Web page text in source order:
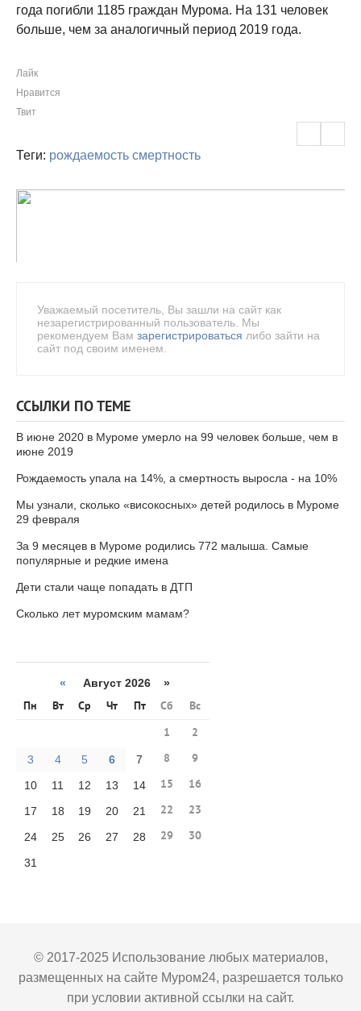
года погибли 1185 граждан Мурома. На 131 человек
больше, чем за аналогичный период 2019 года.
Лайк
Нравится
Твит
Теги: рождаемость смертность
Уважаемый посетитель, Вы зашли на сайт как
незарегистрированный пользователь. Мы
рекомендуем Вам зарегистрироваться либо зайти на
сайт под своим именем.
ССЫЛКИ ПО ТЕМЕ
В июне 2020 в Муроме умерло на 99 человек больше, чем в
июне 2019
Рождаемость упала на 14%, а смертность выросла - на 10%
Мы узнали, сколько «високосных» детей родилось в Муроме
29 февраля
За 9 месяцев в Муроме родились 772 малыша. Самые
популярные и редкие имена
Дети стали чаще попадать в ДТП
Сколько лет муромским мамам?
« Август 2026 »
Пн Вт Ср Чт Пт Сб
Вс
1
2
3 4 5 6 7 8 9
10 11 12 13 14 15 16
17 18 19 20 21 22 23
24 25 26 27 28 29 30
31
© 2017-2025 Использование любых материалов,
размещенных на сайте Муром24, разрешается только
при условии активной ссылки на сайт.